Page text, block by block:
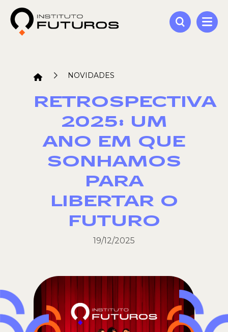
NOVIDADES
RETROSPECTIVA
2025: UM
ANO EM QUE
SONHAMOS
PARA
LIBERTAR O
FUTURO
19/12/2025